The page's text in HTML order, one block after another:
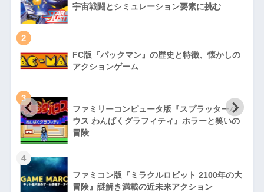
宇宙戦闘とシミュレーション要素に挑む
2
FC版『パックマン』の歴史と特徴、懐かしの
アクションゲーム
3
ファミリーコンピュータ版『スプラッターハ
ウス わんぱくグラフィティ』ホラーと笑いの
冒険
4
ファミコン版『ミラクルロピット 2100年の大
冒険』謎解き満載の近未来アクション